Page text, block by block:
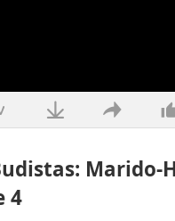
Marido-
4